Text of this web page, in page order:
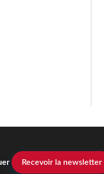
Recevoir la newsletter